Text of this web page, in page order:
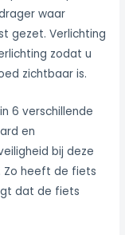
waar
gezet. Verlichting
zodat u
zichtbaar is.
6 verschillende
en
bij deze
Zo heeft de fiets
dat de fiets